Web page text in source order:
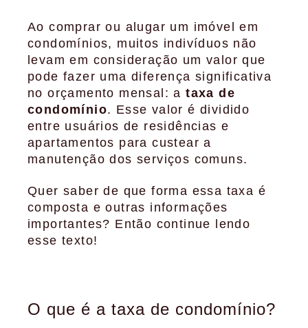
Ao comprar ou alugar um imóvel em
condomínios, muitos indivíduos não
levam em consideração um valor que
pode fazer uma diferença significativa
no orçamento mensal: ataxa de
condomínio. Esse valor é dividido
entre usuários de residências e
apartamentos para custear a
manutenção dos serviços comuns.
Quer saber de que forma essa taxa é
composta e outras informações
importantes? Então continue lendo
esse texto!
O que é a taxa de condomínio?